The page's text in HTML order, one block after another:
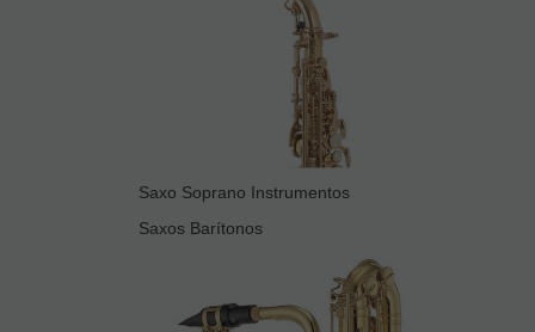
Saxo Soprano Instrumentos
Saxos Barítonos